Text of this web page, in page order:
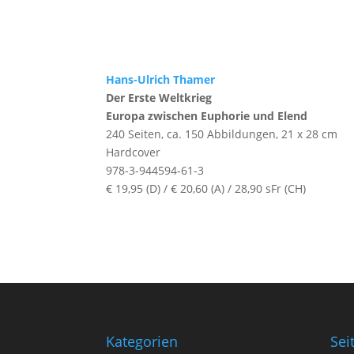
Hans-Ulrich Thamer
Der Erste Weltkrieg
Europa zwischen Euphorie und Elend
240 Seiten, ca. 150 Abbildungen, 21 x 28 cm
Hardcover
978-3-944594-61-3
€ 19,95 (D) / € 20,60 (A) / 28,90 sFr (CH)
Kategorien